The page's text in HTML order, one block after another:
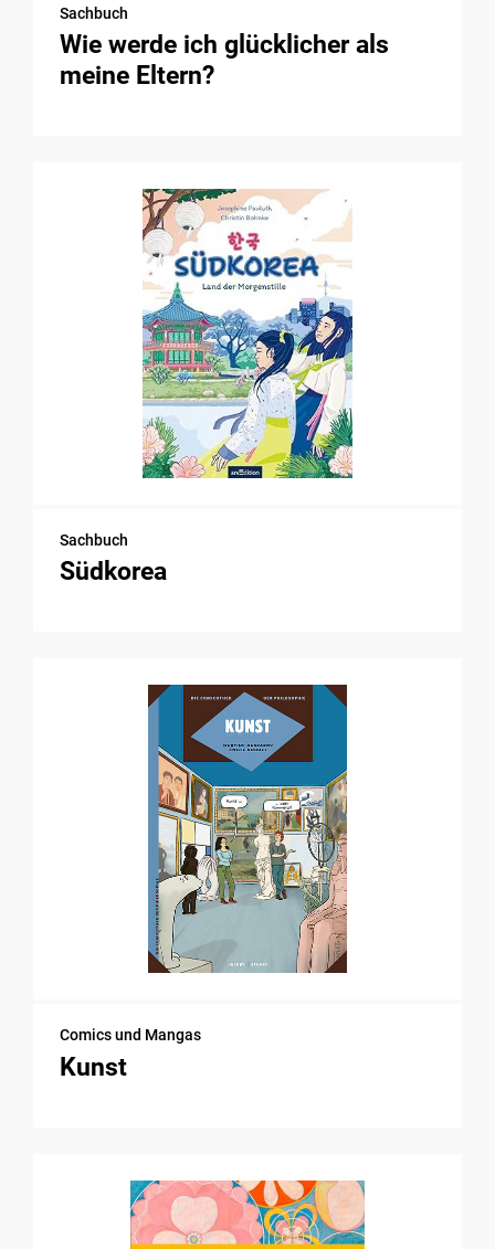
Sachbuch
Wie werde ich glücklicher als
meine Eltern?
Sachbuch
Südkorea
Comics und Mangas
Kunst